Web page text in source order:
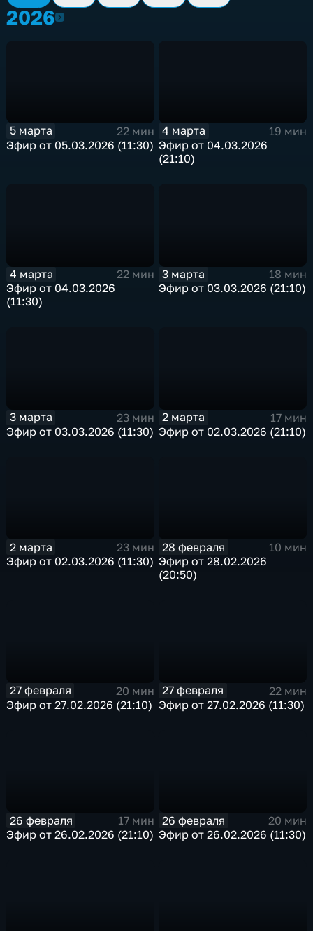
20262026
5 марта
22 мин
Эфир от 05.03.2026 (11:30)
4 марта
19 мин
Эфир от 04.03.2026
(21:10)
4 марта
22 мин
Эфир от 04.03.2026
(11:30)
3 марта
18 мин
Эфир от 03.03.2026 (21:10)
3 марта
23 мин
Эфир от 03.03.2026 (11:30)
2 марта
17 мин
Эфир от 02.03.2026 (21:10)
2 марта
23 мин
Эфир от 02.03.2026 (11:30)
28 февраля
10 мин
Эфир от 28.02.2026
(20:50)
27 февраля
20 мин
Эфир от 27.02.2026 (21:10)
27 февраля
22 мин
Эфир от 27.02.2026 (11:30)
26 февраля
17 мин
Эфир от 26.02.2026 (21:10)
26 февраля
20 мин
Эфир от 26.02.2026 (11:30)